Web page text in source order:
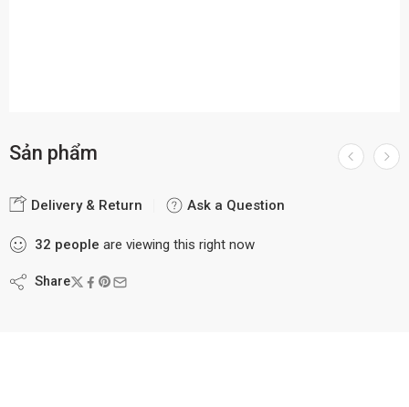
Sản phẩm
Delivery & Return Ask a Question
32 people are viewing this right now
Share